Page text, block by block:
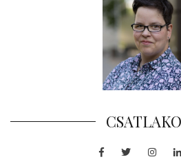
Facebook
Twitter